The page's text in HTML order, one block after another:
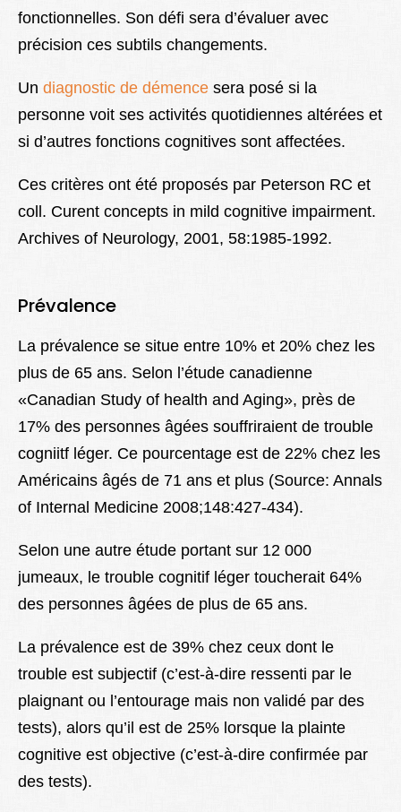
fonctionnelles. Son défi sera d’évaluer avec
précision ces subtils changements.
Un diagnostic de démence sera posé si la
personne voit ses activités quotidiennes altérées et
si d’autres fonctions cognitives sont affectées.
Ces critères ont été proposés par Peterson RC et
coll. Curent concepts in mild cognitive impairment.
Archives of Neurology, 2001, 58:1985-1992.
Prévalence
La prévalence se situe entre 10% et 20% chez les
plus de 65 ans. Selon l’étude canadienne
«Canadian Study of health and Aging», près de
17% des personnes âgées souffriraient de trouble
cogniitf léger. Ce pourcentage est de 22% chez les
Américains âgés de 71 ans et plus (Source: Annals
of Internal Medicine 2008;148:427-434).
Selon une autre étude portant sur 12 000
jumeaux, le trouble cognitif léger toucherait 64%
des personnes âgées de plus de 65 ans.
La prévalence est de 39% chez ceux dont le
trouble est subjectif (c’est-à-dire ressenti par le
plaignant ou l’entourage mais non validé par des
tests), alors qu’il est de 25% lorsque la plainte
cognitive est objective (c’est-à-dire confirmée par
des tests).